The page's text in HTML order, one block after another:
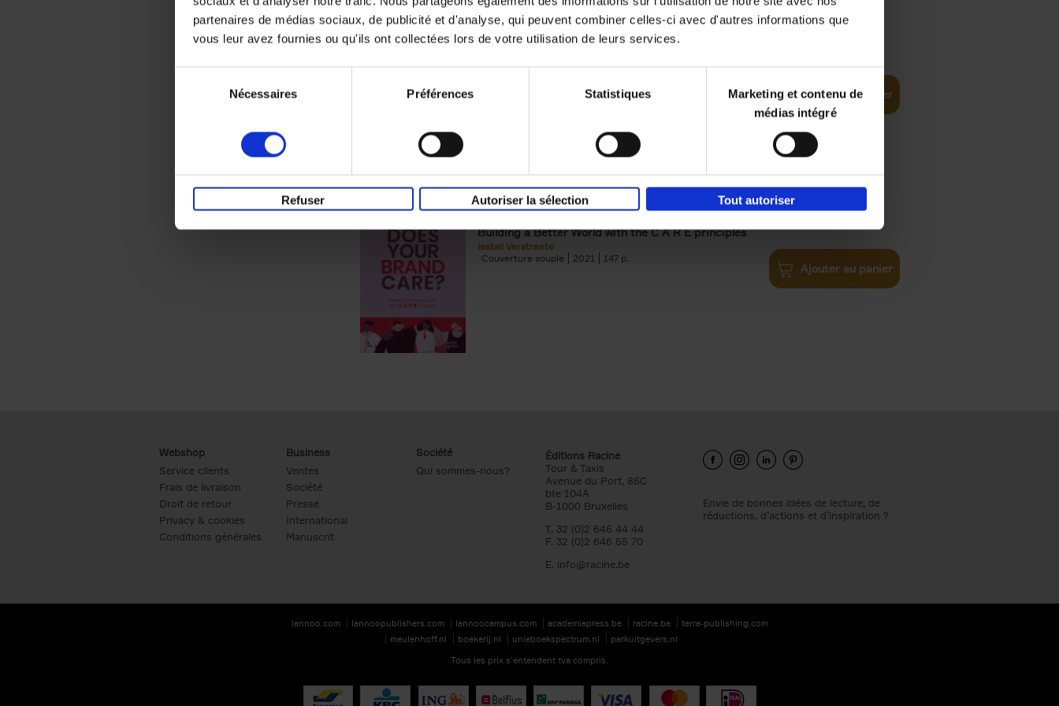
partenaires de médias sociaux, de publicité et d'analyse, qui peuvent combiner celles-ci avec d'autres informations que
vous leur avez fournies ou qu'ils ont collectées lors de votre utilisation de leurs services.
Nécessaires Préférences Statistiques
Marketing et contenu de
médias intégré
Refuser Autoriser la sélection Tout autoriser
Digital marketing like a PRO -
completely revised edition
Ajouter au panier
Does Your Brand Care?
Building a Better World with the C A R E principles
Isabel Verstraete
Couverture souple
2021 147
€34,99
Ajouter au panier
Webshop
Service clients
Frais de livraison
Droit de retour
Privacy & cookies
Conditions générales
Business
Ventes
Société
Presse
International
Manuscrit
Société
Qui sommes-nous?
Éditions Racine
Tour & Taxis
Avenue du Port, 86C
bte 104A
B-1000 Bruxelles
T. 32 (0)2 646 44 44
F. 32 (0)2 646 55 70
E. info@racine.be
Envie de bonnes idées de lecture, de
réductions, d’actions et d’inspiration ?
lannoo.com lannoopublishers.com lannoocampus.com academiapress.be racine.be
terra-publishing.com
meulenhoff.nl
boekerij.nl unieboekspectrum.nl
parkuitgevers.nl
Tous les prix s’entendent tva compris.